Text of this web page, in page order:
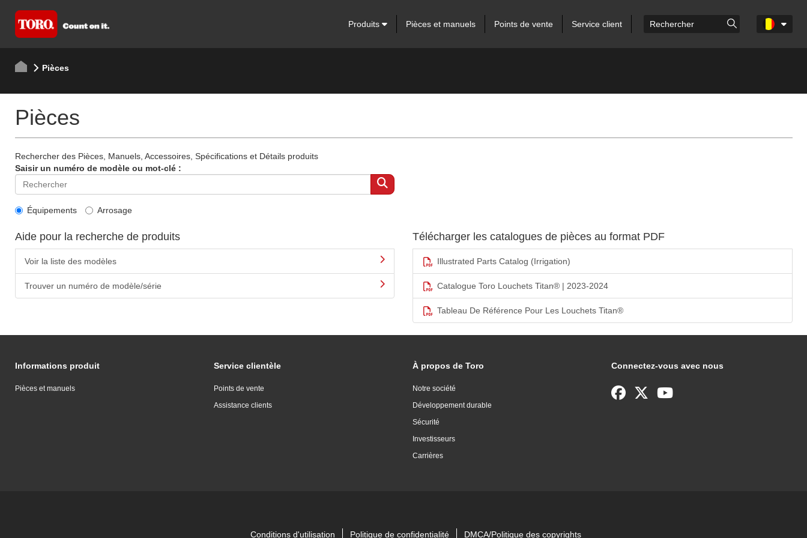
Produits Pièces et manuels Points de vente Service client
Pièces
Pièces
Rechercher des Pièces, Manuels, Accessoires, Spécifications et Détails produits
Saisir un numéro de modèle ou mot-clé :
Équipements Arrosage
Aide pour la recherche de produits
Voir la liste des modèles
Trouver un numéro de modèle/série
Télécharger les catalogues de pièces au format PDF
Illustrated Parts Catalog (Irrigation)
Catalogue Toro Louchets Titan® | 2023-2024
Tableau De Référence Pour Les Louchets Titan®
Informations produit
Pièces et manuels
Service clientèle
Points de vente
Assistance clients
À propos de Toro
Notre société
Développement durable
Sécurité
Investisseurs
Carrières
Connectez-vous avec nous
Conditions d'utilisation Politique de confidentialité DMCA/Politique des copyrights